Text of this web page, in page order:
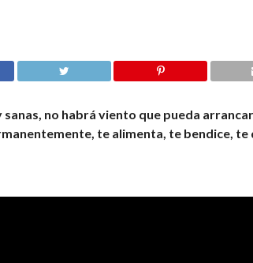
no habrá viento que pueda
te alimenta, te bendice,